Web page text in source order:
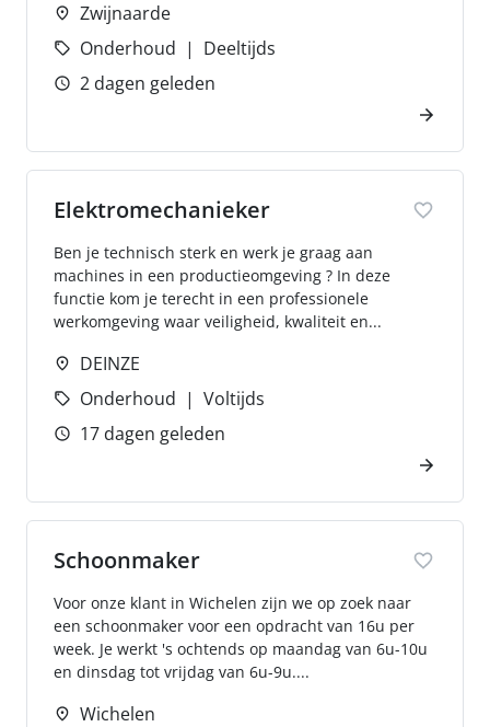
Zwijnaarde
Onderhoud
Deeltijds
2 dagen geleden
Elektromechanieker
Ben je technisch sterk en werk je graag aan
machines in een productieomgeving ? In deze
functie kom je terecht in een professionele
werkomgeving waar veiligheid, kwaliteit en...
DEINZE
Onderhoud
Voltijds
17 dagen geleden
Schoonmaker
Voor onze klant in Wichelen zijn we op zoek naar
een schoonmaker voor een opdracht van 16u per
week. Je werkt 's ochtends op maandag van 6u-10u
en dinsdag tot vrijdag van 6u-9u....
Wichelen